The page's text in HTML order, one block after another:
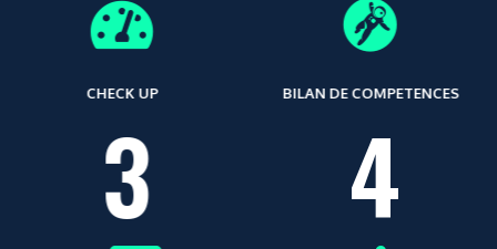
CHECK UP BILAN DE COMPETENCES
3 4